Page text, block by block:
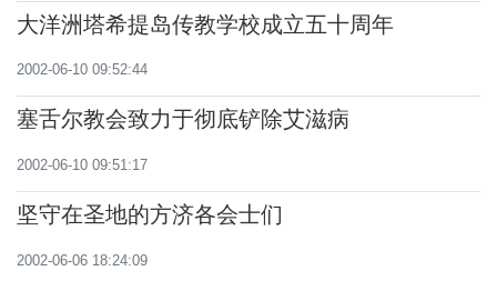
大洋洲塔希提岛传教学校成立五十周年
2002-06-10 09:52:44
塞舌尔教会致力于彻底铲除艾滋病
2002-06-10 09:51:17
坚守在圣地的方济各会士们
2002-06-06 18:24:09